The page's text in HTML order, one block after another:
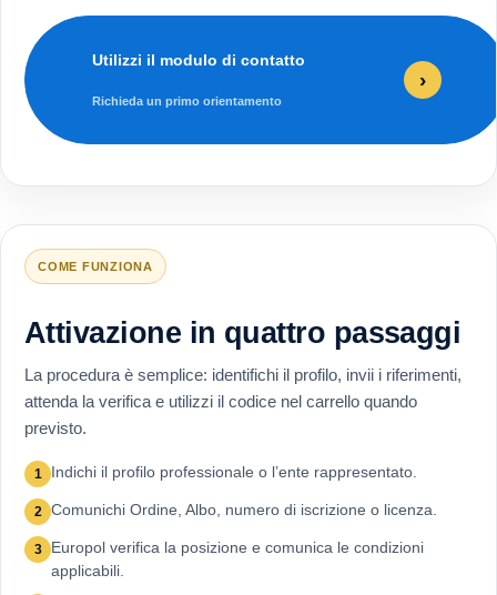
Utilizzi il modulo di contatto
Richieda un primo orientamento
›
COME FUNZIONA
Attivazione in quattro passaggi
La procedura è semplice: identifichi il profilo, invii i riferimenti,
attenda la verifica e utilizzi il codice nel carrello quando
previsto.
1 Indichi il profilo professionale o l’ente rappresentato.
2 Comunichi Ordine, Albo, numero di iscrizione o licenza.
3
Europol verifica la posizione e comunica le condizioni
applicabili.